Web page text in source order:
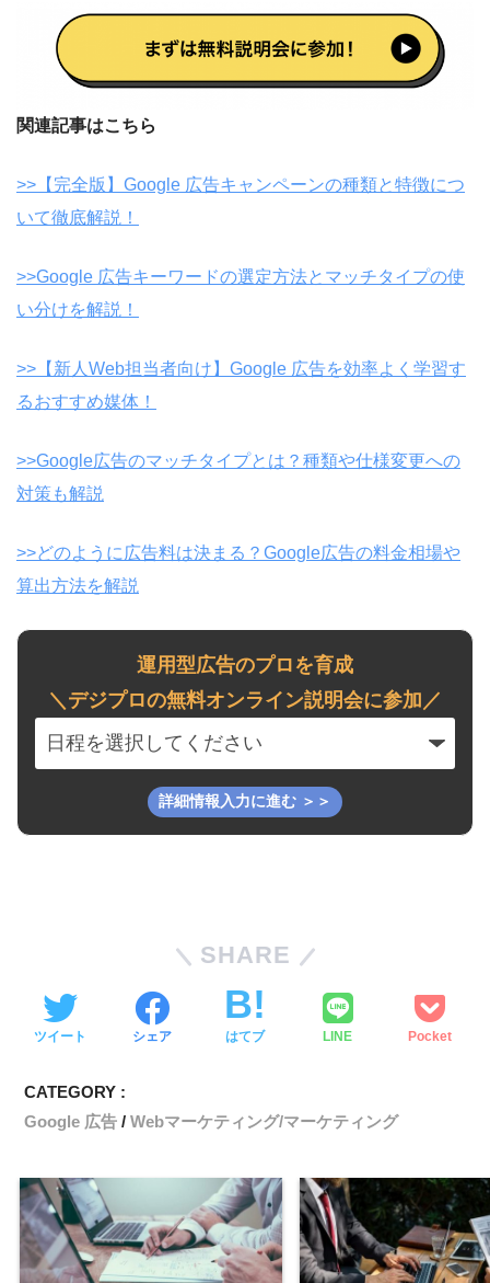
関連記事はこちら
>>【完全版】Google 広告キャンペーンの種類と特徴につ
いて徹底解説！
>>Google 広告キーワードの選定方法とマッチタイプの使
い分けを解説！
>>【新人Web担当者向け】Google 広告を効率よく学習す
るおすすめ媒体！
>>Google広告のマッチタイプとは？種類や仕様変更への
対策も解説
>>どのように広告料は決まる？Google広告の料金相場や
算出方法を解説
運用型広告のプロを育成
＼デジプロの無料オンライン説明会に参加／
SHARE
ツイート シェア はてブ LINE Pocket
CATEGORY :
Google 広告
Webマーケティング/マーケティング